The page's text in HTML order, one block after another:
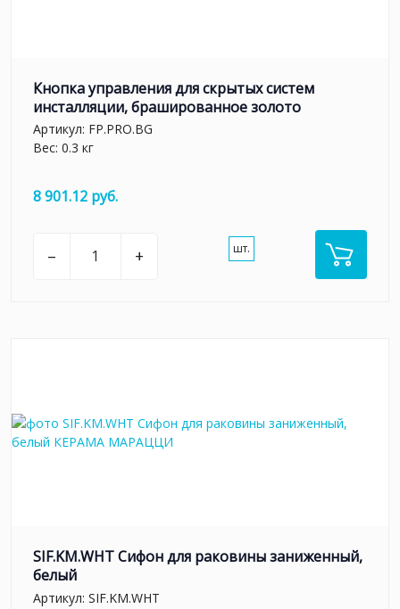
Кнопка управления для скрытых систем
инсталляции, брашированное золото
Артикул: FP.PRO.BG
Вес: 0.3 кг
8 901.12 руб.
– + шт.
SIF.KM.WHT Сифон для раковины заниженный,
белый
Артикул: SIF.KM.WHT